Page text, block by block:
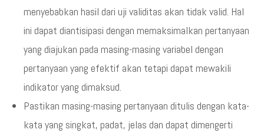
menyebabkan hasil dari uji validitas akan tidak valid. Hal
ini dapat diantisipasi dengan memaksimalkan pertanyaan
yang diajukan pada masing-masing variabel dengan
pertanyaan yang efektif akan tetapi dapat mewakili
indikator yang dimaksud.
Pastikan masing-masing pertanyaan ditulis dengan kata-
kata yang singkat, padat, jelas dan dapat dimengerti